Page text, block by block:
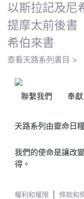
以斯拉記及尼
提摩太前後書
希伯來書
查看天路系列書目 >
聯繫我們 奉
天路系列由靈命日
我們的使命是讓改
得。
權利和權限 條款和